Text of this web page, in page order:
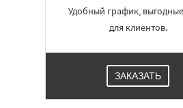
Удобный график,
для клиентов.
ЗАКАЗАТЬ